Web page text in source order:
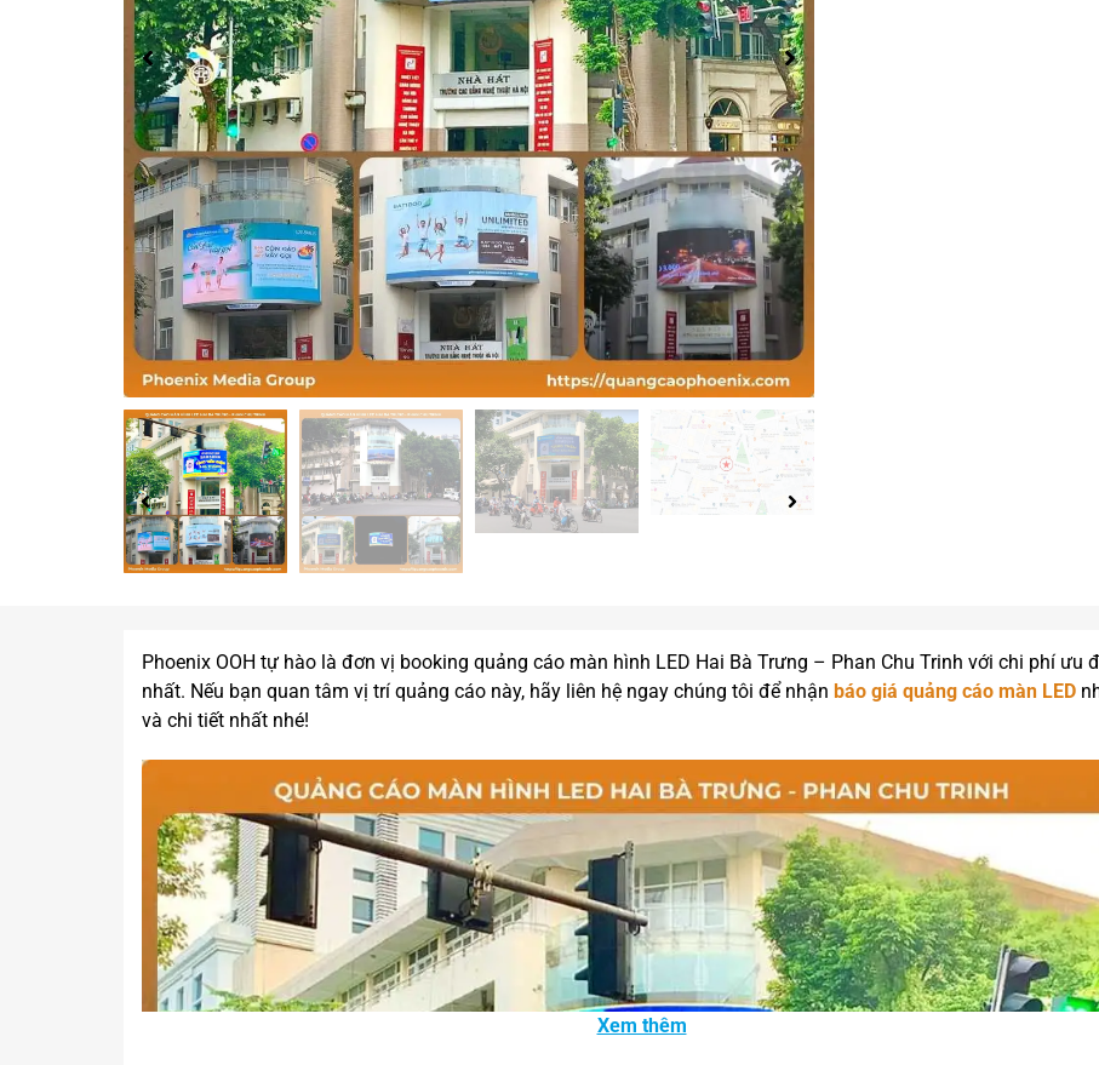
Phoenix OOH tự hào là đơn vị booking quảng cáo màn hình LED Hai Bà Trưng – Phan Chu Trinh với chi phí ưu
nhất. Nếu bạn quan tâm vị trí quảng cáo này, hãy liên hệ ngay chúng tôi để nhận báo giá quảng cáo màn LED
và chi tiết nhất nhé!
Xem thêm